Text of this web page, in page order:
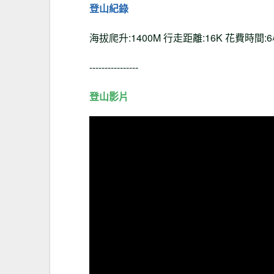
登山紀錄
海拔爬升:1400M 行走距離:16K 花費時間
----------------
登山影片